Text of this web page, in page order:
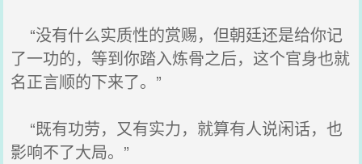
“没有什么实质性的赏赐，但朝廷还是给你记
了一功的，等到你踏入炼骨之后，这个官身也就
名正言顺的下来了。”
“既有功劳，又有实力，就算有人说闲话，也
影响不了大局。”